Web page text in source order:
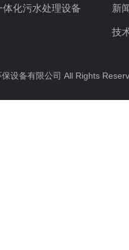
体化污水处理设备 新
技
设备有限公司 All Rights